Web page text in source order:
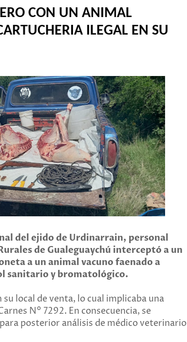
CON UN ANIMAL
ILEGAL EN SU
del ejido de Urdinarrain, personal
de Gualeguaychú interceptó a un
a un animal vacuno faenado a
sanitario y bromatológico.
local de venta, lo cual implicaba una
N° 7292. En consecuencia, se
posterior análisis de médico veterinario